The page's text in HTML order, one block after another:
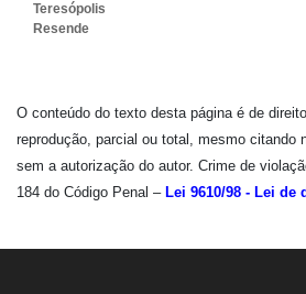
Teresópolis
Resende
O conteúdo do texto desta página é de
reprodução, parcial ou total, mesmo citando
sem a autorização do autor. Crime de
184 do Código Penal – Lei 9610/98 - Lei de